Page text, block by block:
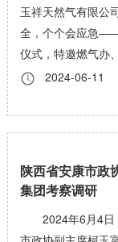
玉祥天然气有限公
全，个个会应急
仪式，特邀燃气办
2024-06-11
陕西省安康市政
集团考察调研
2024年6月4日